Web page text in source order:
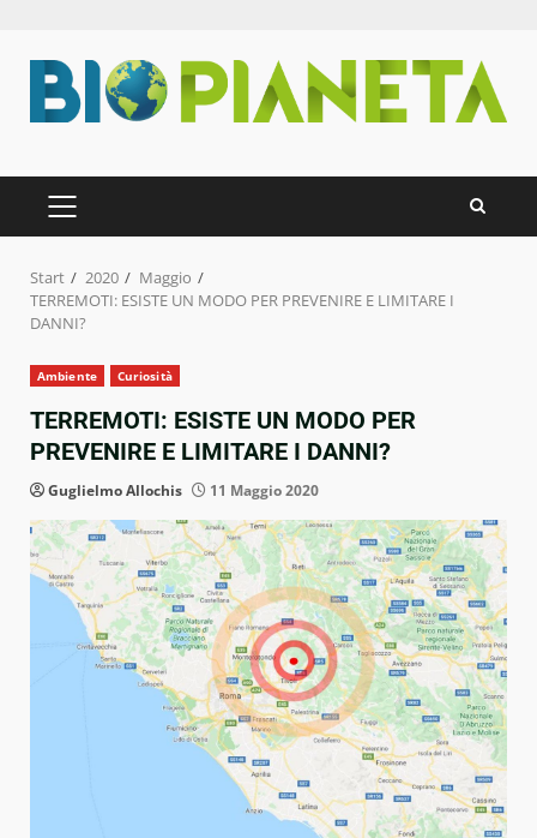
Inhalt
springen
PRIMÄRES
MENÜ
Start 2020
Maggio
TERREMOTI: ESISTE UN MODO PER PREVENIRE E LIMITARE I
DANNI?
Ambiente Curiosità
TERREMOTI: ESISTE UN MODO PER
PREVENIRE E LIMITARE I DANNI?
Guglielmo Allochis 11 Maggio 2020